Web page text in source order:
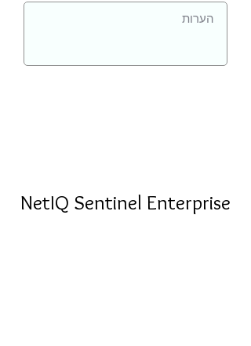
NetIQ Sentinel Enterprise